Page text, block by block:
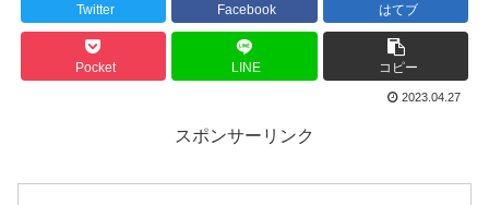
Twitter Facebook はてブ
Pocket LINE コピー
2023.04.27
スポンサーリンク